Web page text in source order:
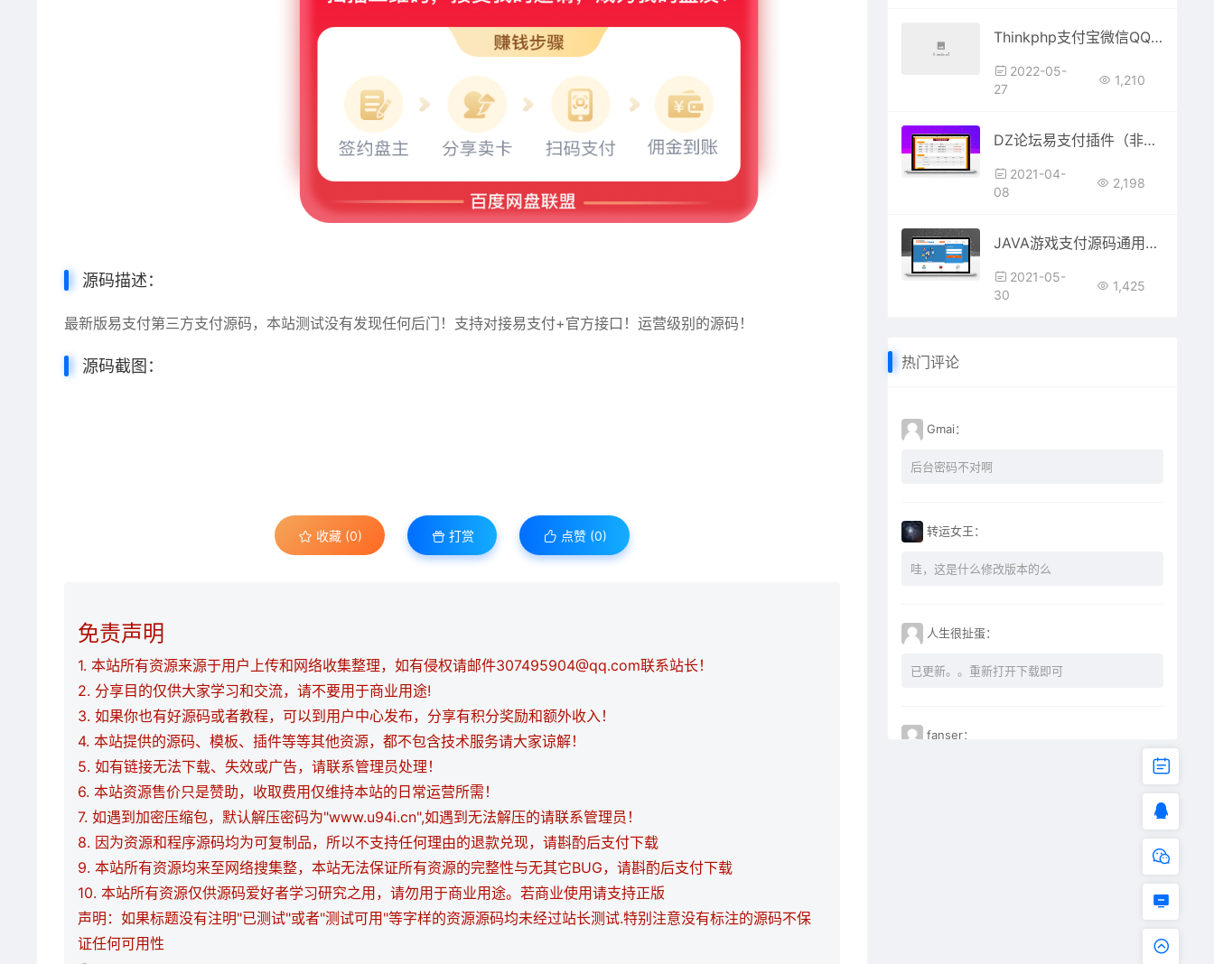
源码描述：
最新版易支付第三方支付源码，本站测试没有发现任何后门！支持对接易支付+官方接口！运营级别的源码！
源码截图：
收藏 (0) 打赏 点赞 (0)
免责声明
1. 本站所有资源来源于用户上传和网络收集整理，如有侵权请邮件307495904@qq.com联系站长！
2. 分享目的仅供大家学习和交流，请不要用于商业用途!
3. 如果你也有好源码或者教程，可以到用户中心发布，分享有积分奖励和额外收入！
4. 本站提供的源码、模板、插件等等其他资源，都不包含技术服务请大家谅解！
5. 如有链接无法下载、失效或广告，请联系管理员处理！
6. 本站资源售价只是赞助，收取费用仅维持本站的日常运营所需！
7. 如遇到加密压缩包，默认解压密码为"www.u94i.cn",如遇到无法解压的请联系管理员！
8. 因为资源和程序源码均为可复制品，所以不支持任何理由的退款兑现，请斟酌后支付下载
9. 本站所有资源均来至网络搜集整，本站无法保证所有资源的完整性与无其它BUG，请斟酌后支付下载
10. 本站所有资源仅供源码爱好者学习研究之用，请勿用于商业用途。若商业使用请支持正版
声明：如果标题没有注明"已测试"或者"测试可用"等字样的资源源码均未经过站长测试.特别注意没有标注的源码不保
证任何可用性
Thinkphp支付宝微信QQ收款码三合一源码_源码下载
2022-05-
27
1,210
DZ论坛易支付插件（非码支付插件）
2021-04-
08
2,198
JAVA游戏支付源码通用游戏支付平台程序-已对接正在运营的免签支付平台
2021-05-
30
1,425
热门评论
Gmai：
后台密码不对啊
转运女王：
哇，这是什么修改版本的么
人生很扯蛋：
已更新。。重新打开下载即可
fanser：